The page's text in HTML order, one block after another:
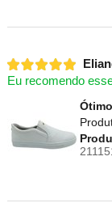
Eu recomendo